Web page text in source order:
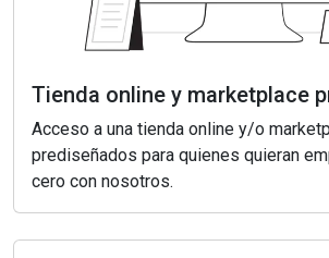
Tienda online y marketplace
Acceso a una tienda online y/o
prediseñados para quienes quieran
cero con nosotros.